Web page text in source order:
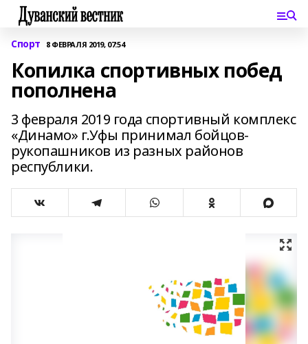
Спорт 8 ФЕВРАЛЯ 2019, 07:54
Копилка спортивных побед
пополнена
3 февраля 2019 года спортивный комплекс
«Динамо» г.Уфы принимал бойцов-
рукопашников из разных районов
республики.